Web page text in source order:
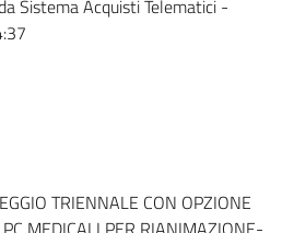
Sistema Acquisti Telematici -
TRIENNALE CON OPZIONE